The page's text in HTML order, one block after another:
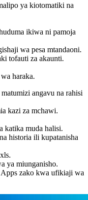
ya kiotomatiki na
ikiwa ni pamoja
wa pesa mtandaoni.
tofauti za akaunti.
haraka.
angavu na rahisi
kazi za mchawi.
katika muda halisi.
historia ili kupatanisha
ya miunganisho.
zako kwa ufikiaji wa